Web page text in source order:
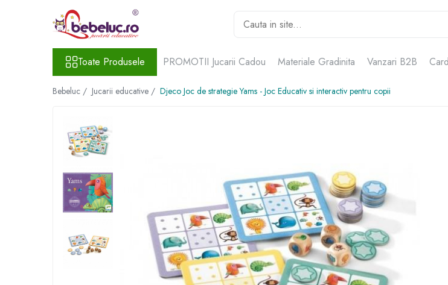
Toate Produsele
Set constructie copii
Jucarii magnetice
Cuburi de construit
Organele Corpului Uman
Roboti de jucarie
Jucarii Creativitate
Lucru manual copii
Toate Produsele PROMOTII Jucarii Cadou Materiale Gradinita Vanzari B2B
Bebeluc / Jucarii educative / Djeco Joc de strategie Yams - Joc Educativ si interactiv pentru copii